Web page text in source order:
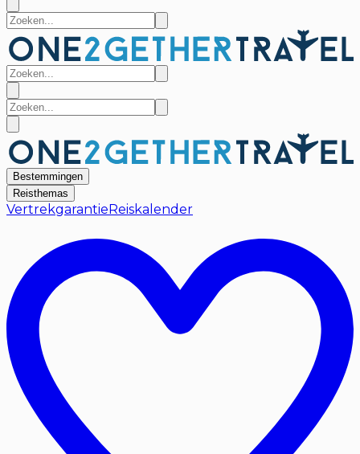
Bestemmingen
Reisthemas
Vertrekgarantie Reiskalender